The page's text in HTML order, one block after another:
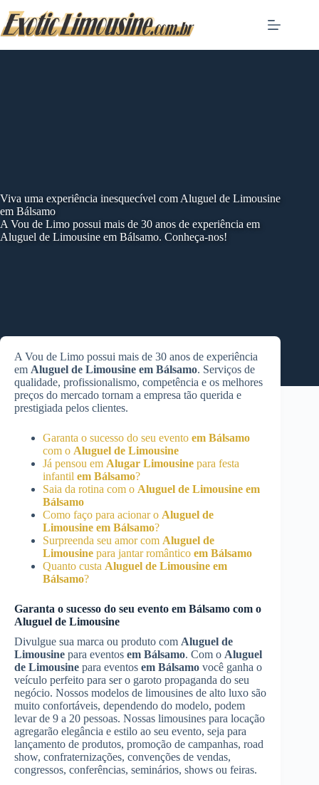
to
content
Viva uma experiência inesquecível com Aluguel de Limousine
em Bálsamo
A Vou de Limo possui mais de 30 anos de experiência em
Aluguel de Limousine em Bálsamo. Conheça-nos!
A Vou de Limo possui mais de 30 anos de experiência
em Aluguel de Limousine em Bálsamo. Serviços de
qualidade, profissionalismo, competência e os melhores
preços do mercado tornam a empresa tão querida e
prestigiada pelos clientes.
Garanta o sucesso do seu evento em Bálsamo
com o Aluguel de Limousine
Já pensou em Alugar Limousine para festa
infantil em Bálsamo?
Saia da rotina com o Aluguel de Limousine em
Bálsamo
Como faço para acionar o Aluguel de
Limousine em Bálsamo?
Surpreenda seu amor com Aluguel de
Limousine para jantar romântico em Bálsamo
Quanto custa Aluguel de Limousine em
Bálsamo?
Garanta o sucesso do seu evento em Bálsamo com o
Aluguel de Limousine
Divulgue sua marca ou produto com Aluguel de
Limousine para eventos em Bálsamo. Com o Aluguel
de Limousine para eventos em Bálsamo você ganha o
veículo perfeito para ser o garoto propaganda do seu
negócio. Nossos modelos de limousines de alto luxo são
muito confortáveis, dependendo do modelo, podem
levar de 9 a 20 pessoas. Nossas limousines para locação
agregarão elegância e estilo ao seu evento, seja para
lançamento de produtos, promoção de campanhas, road
show, confraternizações, convenções de vendas,
congressos, conferências, seminários, shows ou feiras.